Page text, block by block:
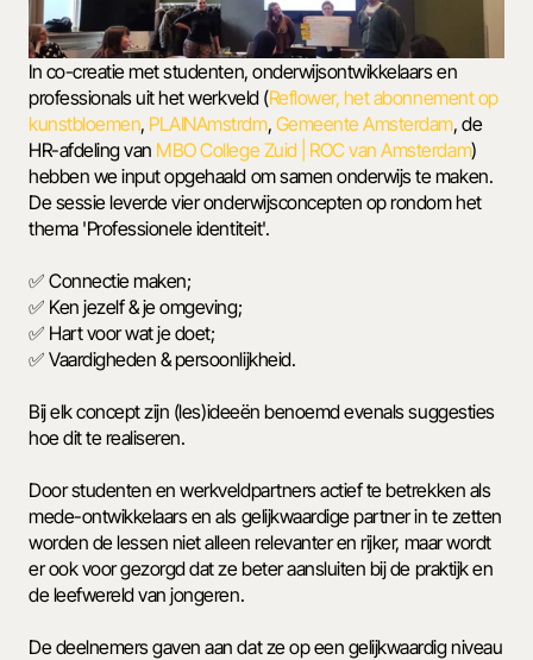
In co-creatie met studenten, onderwijsontwikkelaars en
professionals uit het werkveld (Reflower, het abonnement op
kunstbloemen, PLAINAmstrdm, Gemeente Amsterdam, de
HR-afdeling van MBO College Zuid | ROC van Amsterdam)
hebben we input opgehaald om samen onderwijs te maken.
De sessie leverde vier onderwijsconcepten op rondom het
thema 'Professionele identiteit'.
✅ Connectie maken;
✅ Ken jezelf & je omgeving;
✅ Hart voor wat je doet;
✅ Vaardigheden & persoonlijkheid.
Bij elk concept zijn (les)ideeën benoemd evenals suggesties
hoe dit te realiseren.
Door studenten en werkveldpartners actief te betrekken als
mede-ontwikkelaars en als gelijkwaardige partner in te zetten
worden de lessen niet alleen relevanter en rijker, maar wordt
er ook voor gezorgd dat ze beter aansluiten bij de praktijk en
de leefwereld van jongeren.
De deelnemers gaven aan dat ze op een gelijkwaardig niveau